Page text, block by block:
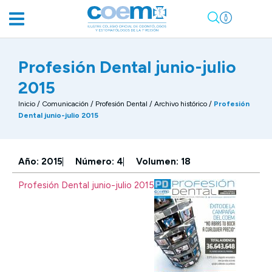
Profesión Dental junio-julio
2015
Inicio / Comunicación / Profesión Dental / Archivo histórico / Profesión
Dental junio-julio 2015
Año: 2015 Número: 4 Volumen: 18
Profesión Dental junio-julio 2015